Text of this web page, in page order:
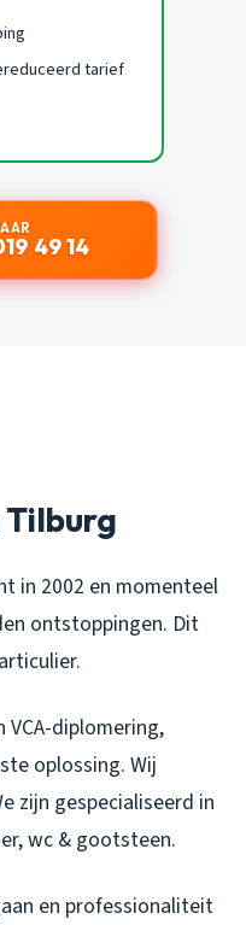
tarief
49 14
in 2002 en momenteel
ontstoppingen. Dit
VCA-diplomering,
oplossing. Wij
zijn gespecialiseerd in
wc & gootsteen.
en professionaliteit